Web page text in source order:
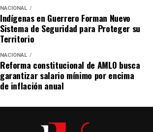
NACIONAL
Indígenas en Guerrero Forman Nuevo
Sistema de Seguridad para Proteger su
Territorio
NACIONAL
Reforma constitucional de AMLO busca
garantizar salario mínimo por encima
de inflación anual